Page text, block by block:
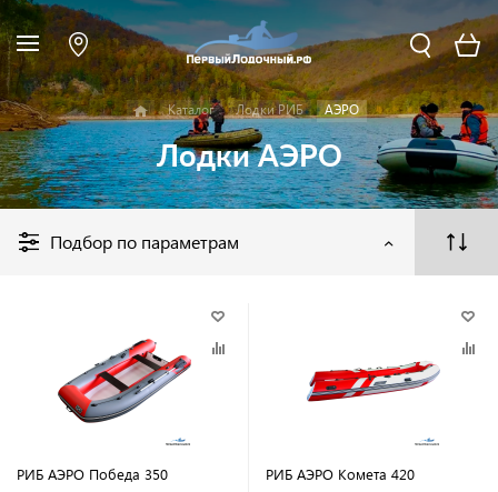
Каталог Лодки РИБ АЭРО
Лодки АЭРО
Подбор по параметрам
РИБ АЭРО Победа 350 РИБ АЭРО Комета 420